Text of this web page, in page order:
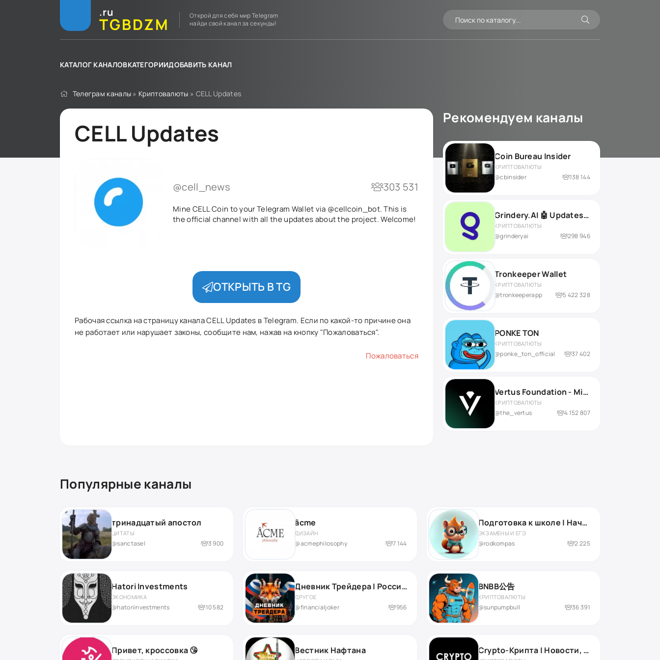
.ru
TGBDZM
Открой для себя мир Telegram
найди свой канал за секунды!
КАТАЛОГ КАНАЛОВКАТЕГОРИИДОБАВИТЬ КАНАЛ
Телеграм каналы » Криптовалюты » CELL Updates
CELL Updates
@cell_news 303 531
Mine CELL Coin to your Telegram Wallet via @cellcoin_bot. This is
the official channel with all the updates about the project. Welcome!
ОТКРЫТЬ В TG
Рабочая ссылка на страницу канала CELL Updates в Telegram. Если по какой-то причине она
не работает или нарушает законы, сообщите нам, нажав на кнопку "Пожаловаться".
Пожаловаться
Рекомендуем каналы
Coin Bureau Insider
КРИПТОВАЛЮТЫ
@cbinsider 138 144
Grindery.AI 🤖 Updates 📣
КРИПТОВАЛЮТЫ
@grinderyai 298 946
Tronkeeper Wallet
КРИПТОВАЛЮТЫ
@tronkeeperapp 5 422 328
PONKE TON
КРИПТОВАЛЮТЫ
@ponke_ton_official 37 402
Vertus Foundation - Mine VERT
КРИПТОВАЛЮТЫ
@the_vertus 4 152 807
Популярные каналы
тринадцатый апостол
ЦИТАТЫ
@sanctasel 3 900
âcme
ДИЗАЙН
@acmephilosophy 7 144
Подготовка к школе | Началка | Нейропсихолог
ЭКЗАМЕНЫ И ЕГЭ
@rodkompas 2 225
Hatori Investments
ЭКОНОМИКА
@hatoriinvestments 10 582
Дневник Трейдера | Российский рынок
ДРУГОЕ
@financialjoker 956
BNBB公告
КРИПТОВАЛЮТЫ
@sunpumpbull 36 391
Привет, кроссовка 😘 Вестник Нафтана Crypto-Крипта | Новости, прогнозы и аналитика